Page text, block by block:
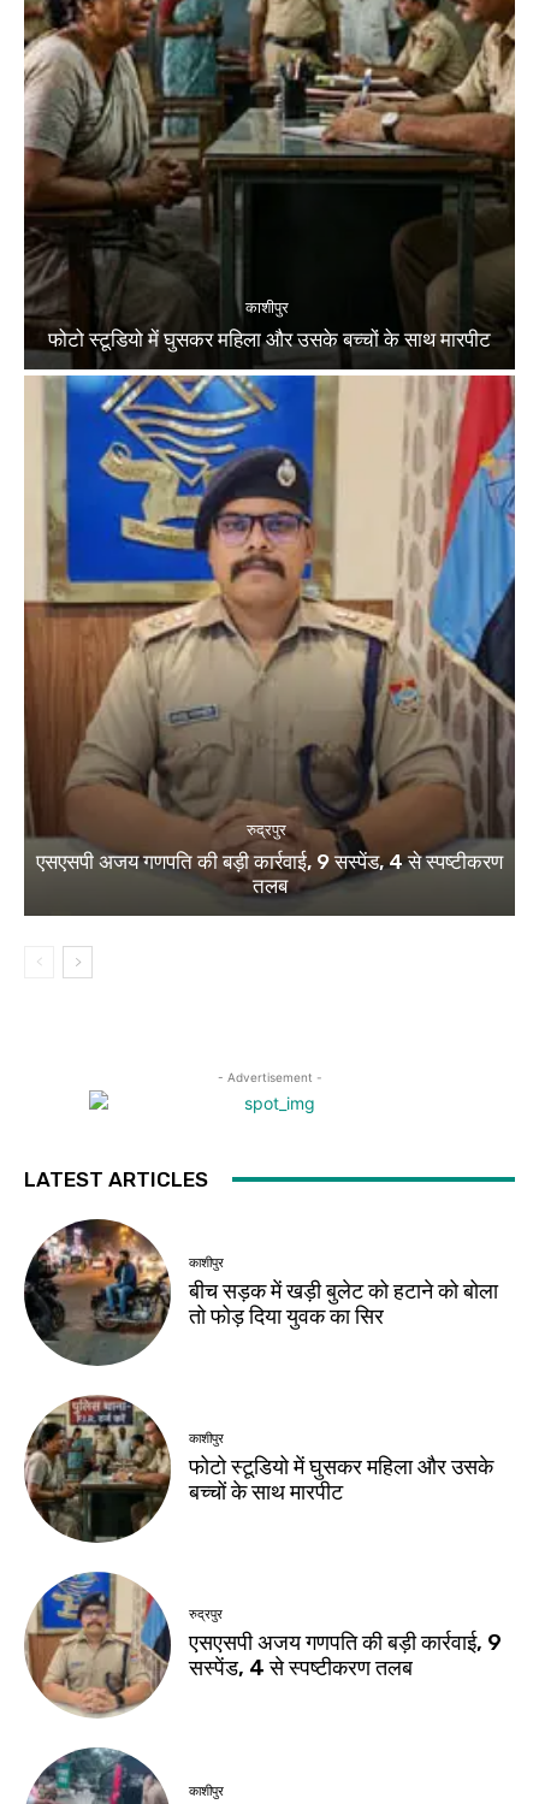
काशीपुर
फोटो स्टूडियो में घुसकर महिला और उसके बच्चों के साथ मारपीट
रुद्रपुर
एसएसपी अजय गणपति की बड़ी कार्रवाई, 9 सस्पेंड, 4 से स्पष्टीकरण
तलब
- Advertisement -
LATEST ARTICLES
काशीपुर
बीच सड़क में खड़ी बुलेट को हटाने को बोला
तो फोड़ दिया युवक का सिर
काशीपुर
फोटो स्टूडियो में घुसकर महिला और उसके
बच्चों के साथ मारपीट
रुद्रपुर
एसएसपी अजय गणपति की बड़ी कार्रवाई, 9
सस्पेंड, 4 से स्पष्टीकरण तलब
काशीपुर